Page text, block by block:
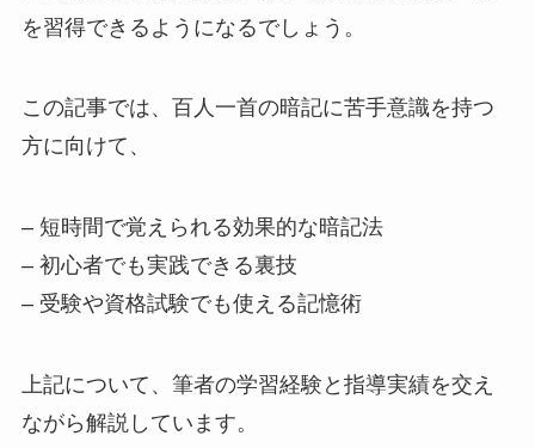
を習得できるようになるでしょう。
この記事では、百人一首の暗記に苦手意識を持つ
方に向けて、
– 短時間で覚えられる効果的な暗記法
– 初心者でも実践できる裏技
– 受験や資格試験でも使える記憶術
上記について、筆者の学習経験と指導実績を交え
ながら解説しています。